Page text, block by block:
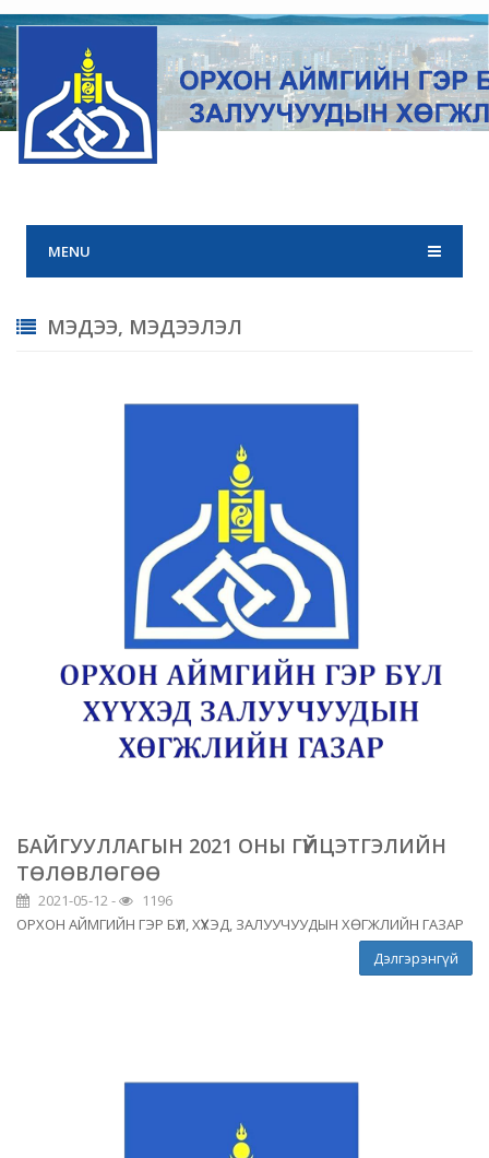
MENU
МЭДЭЭ, МЭДЭЭЛЭЛ
БАЙГУУЛЛАГЫН 2021 ОНЫ ГҮЙЦЭТГЭЛИЙН
ТӨЛӨВЛӨГӨӨ
2021-05-12 -
1196
ОРХОН АЙМГИЙН ГЭР БҮЛ, ХҮҮХЭД, ЗАЛУУЧУУДЫН ХӨГЖЛИЙН ГАЗАР
Дэлгэрэнгүй